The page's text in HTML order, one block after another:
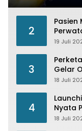
2
Pasien
di
19 Juli
3
Gelar
18 Juli
4
Nyata
Beras
18 Juli